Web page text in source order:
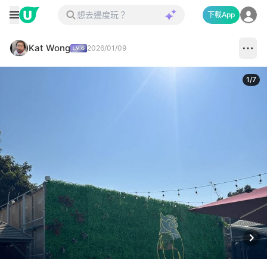
下載App
Kat Wong 2026/01/09
1/7